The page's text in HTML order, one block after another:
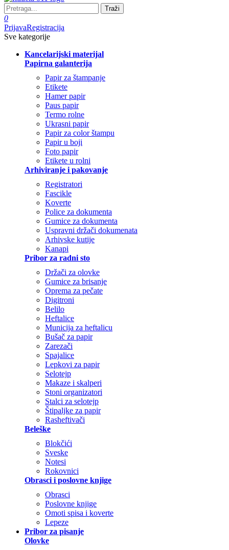
Traži
0
PrijavaRegistracija
Sve kategorije
Kancelarijski materijal
Papirna galanterija
Papir za štampanje
Etikete
Hamer papir
Paus papir
Termo rolne
Ukrasni papir
Papir za color štampu
Papir u boji
Foto papir
Etikete u rolni
Arhiviranje i pakovanje
Registratori
Fascikle
Koverte
Police za dokumenta
Gumice za dokumenta
Uspravni držači dokumenata
Arhivske kutije
Kanapi
Pribor za radni sto
Držači za olovke
Gumice za brisanje
Oprema za pečate
Digitroni
Belilo
Heftalice
Municija za heftalicu
Bušač za papir
Zarezači
Spajalice
Lepkovi za papir
Selotejp
Makaze i skalperi
Stoni organizatori
Stalci za selotejp
Štipaljke za papir
Rasheftivači
Beleške
Blokčići
Sveske
Notesi
Rokovnici
Obrasci i poslovne knjige
Obrasci
Poslovne knjige
Omoti spisa i koverte
Lepeze
Pribor za pisanje
Olovke